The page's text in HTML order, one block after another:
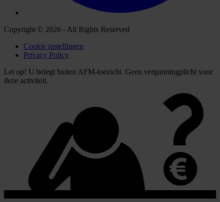
Copyright © 2026 - All Rights Reserved
Cookie instellingen
Privacy Policy
Let op! U belegt buiten AFM-toezicht. Geen vergunningplicht voor
deze activiteit.